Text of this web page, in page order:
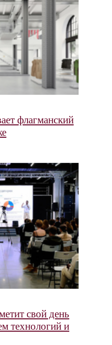
флагманский
свой день
технологий и